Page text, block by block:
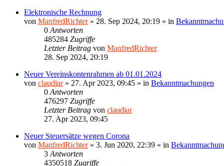
Elektronische Rechnung
von ManfredRichter» 28. Sep 2024, 20:19 » in
0 Antworten
485284 Zugriffe
Letzter Beitrag von ManfredRichter
28. Sep 2024, 20:19
Neuer Vereinskontenrahmen ab 01.01.2024
von claudiar» 27. Apr 2023, 09:45 » in Bekanntmachungen
0 Antworten
476297 Zugriffe
Letzter Beitrag von claudiar
27. Apr 2023, 09:45
Neuer Steuersätze wegen Corona
von ManfredRichter» 3. Jun 2020, 22:39 » in
3 Antworten
4350518 Zugriffe